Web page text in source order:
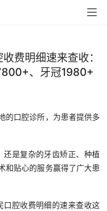
费明细速来查收：
、牙冠1980+
的口腔诊所，为患者提供多
和贴心的服务赢得了广大患